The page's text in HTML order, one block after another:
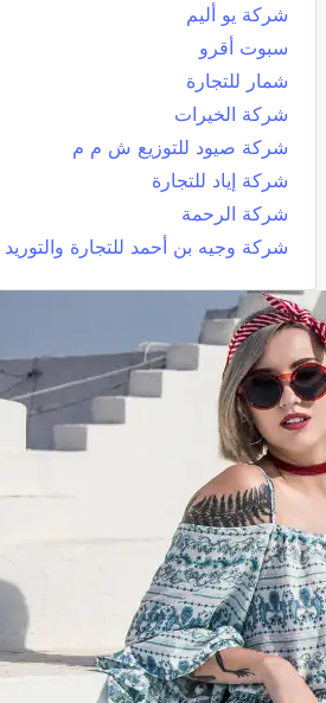
شركة يو أليم
سبوت أقرو
شمار للتجارة
شركة الخيرات
شركة صيود للتوزيع ش م م
شركة إياد للتجارة
شركة الرحمة
شركة وجيه بن أحمد للتجارة والتوريد